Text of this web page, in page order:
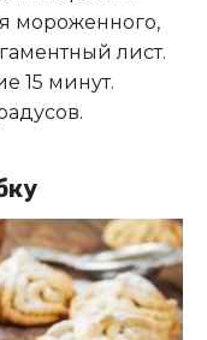
мороженного,
лист.
15 минут.